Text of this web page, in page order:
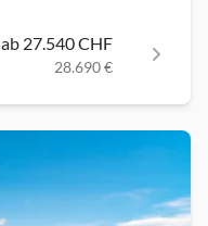
ab 27.540 CHF
28.690 €